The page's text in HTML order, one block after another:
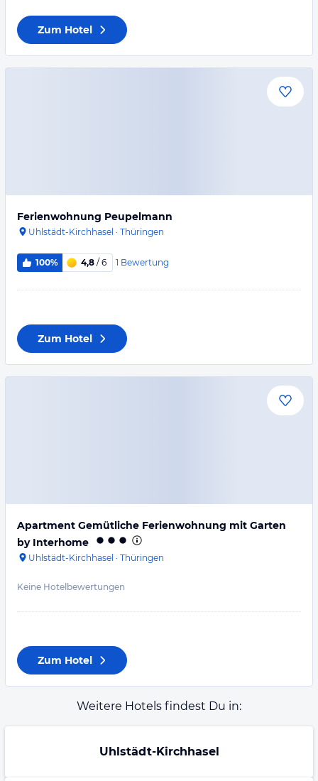
Zum Hotel
Ferienwohnung Peupelmann
Uhlstädt-Kirchhasel · Thüringen
100% 4,8 / 6 1 Bewertung
Zum Hotel
Apartment Gemütliche Ferienwohnung mit Garten
by Interhome
Uhlstädt-Kirchhasel · Thüringen
Keine Hotelbewertungen
Zum Hotel
Weitere Hotels findest Du in:
Uhlstädt-Kirchhasel